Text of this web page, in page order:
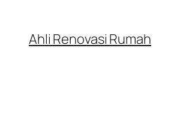
Ahli Renovasi Rumah